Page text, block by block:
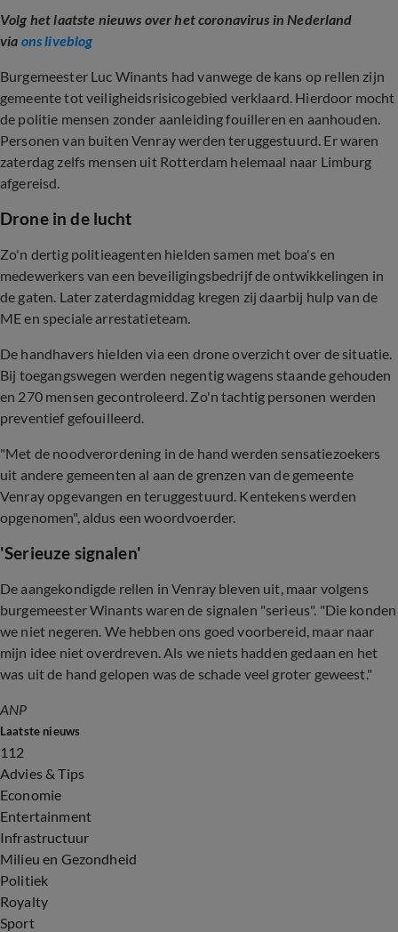
Volg het laatste nieuws over het coronavirus in Nederland
via ons liveblog
Burgemeester Luc Winants had vanwege de kans op rellen zijn
gemeente tot veiligheidsrisicogebied verklaard. Hierdoor mocht
de politie mensen zonder aanleiding fouilleren en aanhouden.
Personen van buiten Venray werden teruggestuurd. Er waren
zaterdag zelfs mensen uit Rotterdam helemaal naar Limburg
afgereisd.
Drone in de lucht
Zo'n dertig politieagenten hielden samen met boa's en
medewerkers van een beveiligingsbedrijf de ontwikkelingen in
de gaten. Later zaterdagmiddag kregen zij daarbij hulp van de
ME en speciale arrestatieteam.
De handhavers hielden via een drone overzicht over de situatie.
Bij toegangswegen werden negentig wagens staande gehouden
en 270 mensen gecontroleerd. Zo'n tachtig personen werden
preventief gefouilleerd.
"Met de noodverordening in de hand werden sensatiezoekers
uit andere gemeenten al aan de grenzen van de gemeente
Venray opgevangen en teruggestuurd. Kentekens werden
opgenomen", aldus een woordvoerder.
'Serieuze signalen'
De aangekondigde rellen in Venray bleven uit, maar volgens
burgemeester Winants waren de signalen "serieus". "Die konden
we niet negeren. We hebben ons goed voorbereid, maar naar
mijn idee niet overdreven. Als we niets hadden gedaan en het
was uit de hand gelopen was de schade veel groter geweest."
ANP
Laatste nieuws
112
Advies & Tips
Economie
Entertainment
Infrastructuur
Milieu en Gezondheid
Politiek
Royalty
Sport